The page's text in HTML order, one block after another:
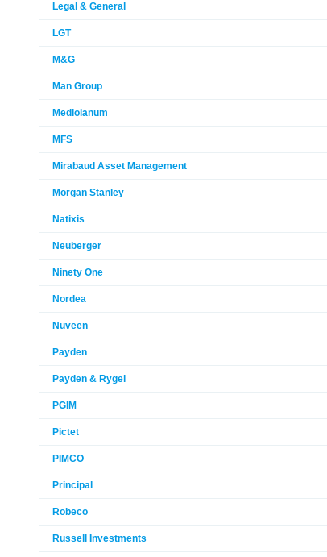
Legal & General
LGT
M&G
Man Group
Mediolanum
MFS
Mirabaud Asset Management
Morgan Stanley
Natixis
Neuberger
Ninety One
Nordea
Nuveen
Payden
Payden & Rygel
PGIM
Pictet
PIMCO
Principal
Robeco
Russell Investments